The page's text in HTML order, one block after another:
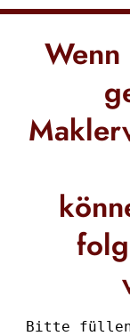
Bitte füllen